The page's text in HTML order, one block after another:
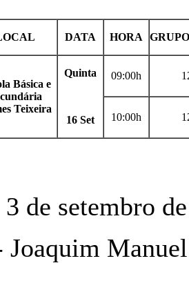
DATA HORA
Básica e
Teixeira
Quinta
16 Set
09:00h
10:00h
de setembro